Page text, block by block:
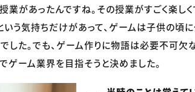
業があったんですね。その授業がすごく楽し
いう気持ちだけがあって、ゲームは子供の頃
した。でも、ゲーム作りに物語は必要不可欠
ゲーム業界を目指そうと決めました。